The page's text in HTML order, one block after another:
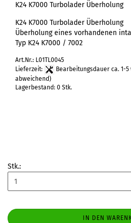
K24 K7000 Turbolader Überholung
K24 K7000 Turbolader Überholung
Überholung eines vorhandenen
Typ K24 K7000 / 7002
Art.Nr.: L01TL0045
Lieferzeit:
Bearbeitungsdauer ca. 1-5
abweichend)
Lagerbestand: 0 Stk.
Stk.:
IN DEN